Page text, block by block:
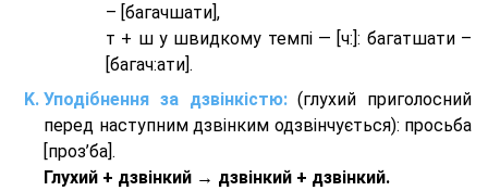
– [багачшати],
т + ш у швидкому темпі — [ч:]: багатшати –
[багач:ати].
Уподібнення за дзвінкістю:(глухий приголосний
перед наступним дзвінким одзвінчується): просьба
[проз’ба].
Глухий + дзвінкий → дзвінкий + дзвінкий.